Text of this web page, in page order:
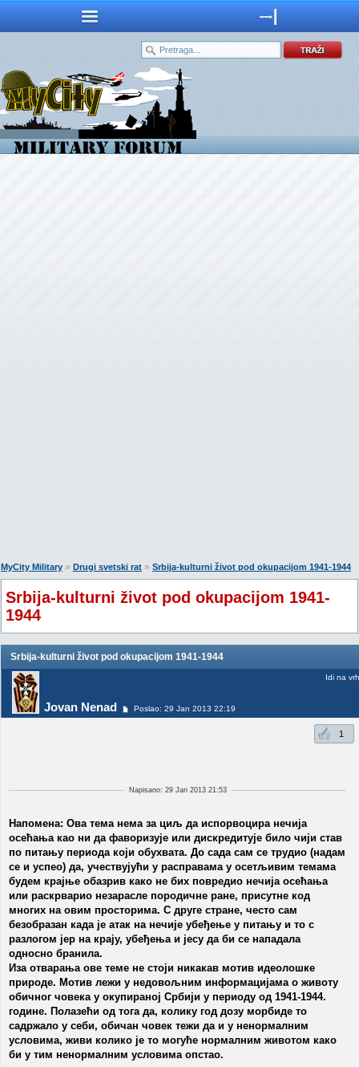
MyCity Military » Drugi svetski rat » Srbija-kulturni život pod okupacijom 1941-1944
Srbija-kulturni život pod okupacijom 1941-
1944
Srbija-kulturni život pod okupacijom 1941-1944
Jovan Nenad Poslao: 29 Jan 2013 22:19
Idi na vrh
1
Napisano: 29 Jan 2013 21:53
Напомена: Ова тема нема за циљ да испорвоцира нечија
осећања као ни да фаворизује или дискредитује било чији став
по питању периода који обухвата. До сада сам се трудио (надам
се и успео) да, учествујући у расправама у осетљивим темама
будем крајње обазрив како не бих повредио нечија осећања
или раскрварио незарасле породичне ране, присутне код
многих на овим просторима. С друге стране, често сам
безобразан када је атак на нечије убеђење у питању и то с
разлогом јер на крају, убеђења и јесу да би се нападала
односно бранила.
Иза отварања ове теме не стоји никакав мотив идеолошке
природе. Мотив лежи у недовољним информацијама о животу
обичног човека у окупираној Србији у периоду од 1941-1944.
године. Полазећи од тога да, колику год дозу морбиде то
садржало у себи, обичан човек тежи да и у ненормалним
условима, живи колико је то могуће нормалним животом како
би у тим ненормалним условима опстао.